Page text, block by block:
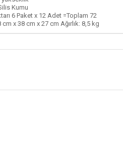
Kumu
6 Paket x 12 Adet =Toplam 72
cm x 38 cm x 27 cm Ağırlık: 8,5 kg